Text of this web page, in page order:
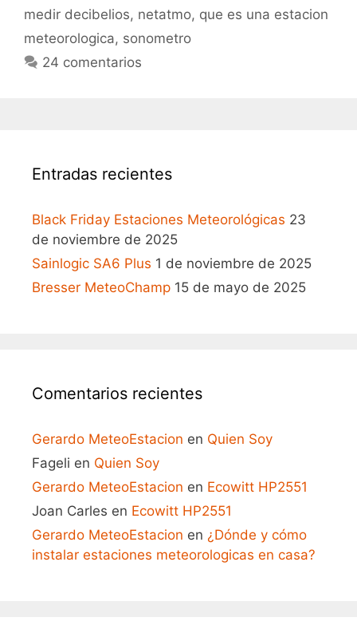
medir decibelios, netatmo, que es una estacion
meteorologica, sonometro
24 comentarios
Entradas recientes
Black Friday Estaciones Meteorológicas 23
de noviembre de 2025
Sainlogic SA6 Plus 1 de noviembre de 2025
Bresser MeteoChamp 15 de mayo de 2025
Comentarios recientes
Gerardo MeteoEstacion en Quien Soy
Fageli en Quien Soy
Gerardo MeteoEstacion en Ecowitt HP2551
Joan Carles en Ecowitt HP2551
Gerardo MeteoEstacion en ¿Dónde y cómo
instalar estaciones meteorologicas en casa?